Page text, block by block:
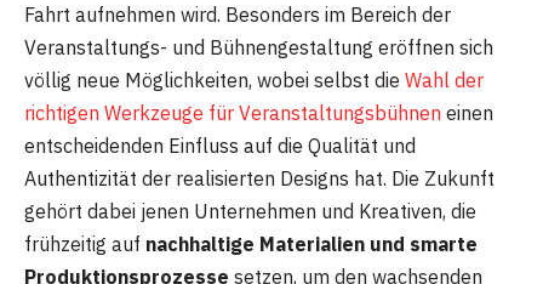
Fahrt aufnehmen wird. Besonders im Bereich der
Veranstaltungs- und Bühnengestaltung eröffnen sich
völlig neue Möglichkeiten, wobei selbst die Wahl der
richtigen Werkzeuge für Veranstaltungsbühnen einen
entscheidenden Einfluss auf die Qualität und
Authentizität der realisierten Designs hat. Die Zukunft
gehört dabei jenen Unternehmen und Kreativen, die
frühzeitig auf nachhaltige Materialien und smarte
Produktionsprozesse setzen, um den wachsenden